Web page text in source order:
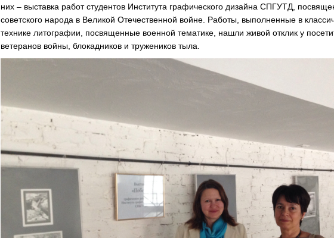
них – выставка работ студентов Института графического дизайна СПГУТД,
советского народа в Великой Отечественной войне. Работы, выполненные в
технике литографии, посвященные военной тематике, нашли живой отклик у
ветеранов войны, блокадников и тружеников тыла.